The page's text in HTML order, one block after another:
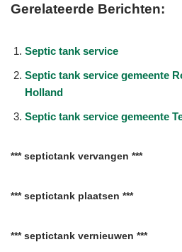
Gerelateerde Berichten:
Septic tank service
Septic tank service gemeente
Holland
Septic tank service gemeente
*** septictank vervangen ***
*** septictank plaatsen ***
*** septictank vernieuwen ***